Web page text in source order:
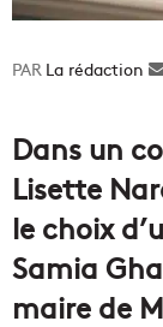
La rédaction
Dans un
Lisette
le choix
Samia
maire de